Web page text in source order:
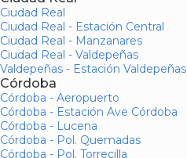
Ciudad Real
Ciudad Real - Estación Central
Ciudad Real - Manzanares
Ciudad Real - Valdepeñas
Valdepeñas - Estación Valdepeñas
Córdoba
Córdoba - Aeropuerto
Córdoba - Estación Ave Córdoba
Córdoba - Lucena
Córdoba - Pol. Quemadas
Córdoba - Pol. Torrecilla